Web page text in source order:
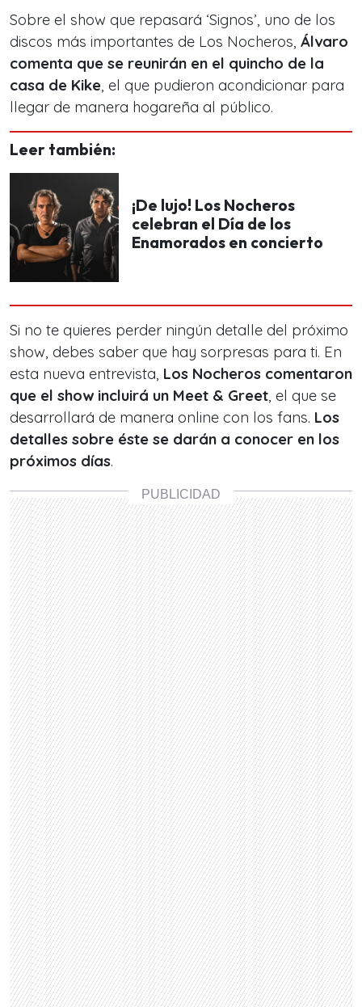
Sobre el show que repasará ‘Signos’, uno de los
discos más importantes de Los Nocheros, Álvaro
comenta que se reunirán en el quincho de la
casa de Kike, el que pudieron acondicionar para
llegar de manera hogareña al público.
Leer también:
¡De lujo! Los Nocheros
celebran el Día de los
Enamorados en concierto
Si no te quieres perder ningún detalle del próximo
show, debes saber que hay sorpresas para ti. En
esta nueva entrevista, Los Nocheros comentaron
que el show incluirá un Meet & Greet, el que se
desarrollará de manera online con los fans. Los
detalles sobre éste se darán a conocer en los
próximos días.